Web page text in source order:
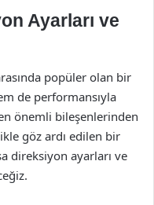
Ayarları ve
popüler olan bir
de performansıyla
önemli bileşenlerinden
göz ardı edilen bir
direksiyon ayarları ve